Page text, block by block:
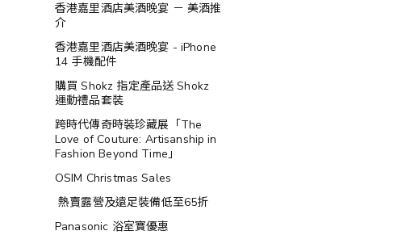
香港嘉里酒店美酒晚宴 － 美酒推
介
香港嘉里酒店美酒晚宴 - iPhone
14 手機配件
購買 Shokz 指定產品送 Shokz
運動禮品套裝
跨時代傳奇時裝珍藏展「The
Love of Couture: Artisanship in
Fashion Beyond Time」
OSIM Christmas Sales
熱賣露營及遠足裝備低至65折
Panasonic 浴室寶優惠